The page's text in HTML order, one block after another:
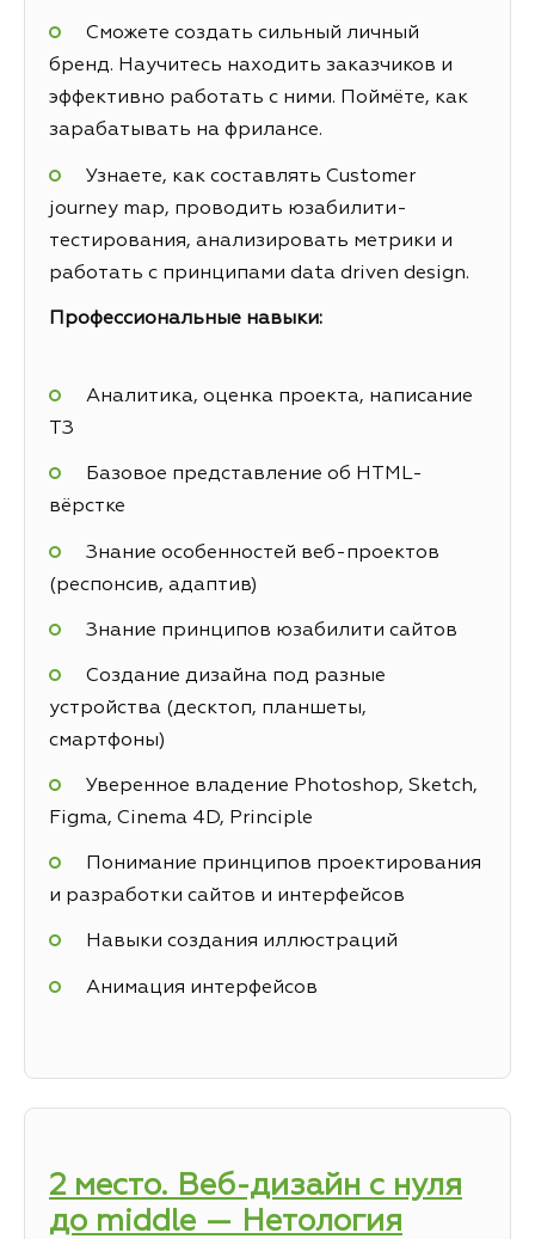
Сможете создать сильный личный
бренд. Научитесь находить заказчиков и
эффективно работать с ними. Поймёте, как
зарабатывать на фрилансе.
Узнаете, как составлять Customer
journey map, проводить юзабилити-
тестирования, анализировать метрики и
работать с принципами data driven design.
Профессиональные навыки:
Аналитика, оценка проекта, написание
ТЗ
Базовое представление об HTML-
вёрстке
Знание особенностей веб-проектов
(респонсив, адаптив)
Знание принципов юзабилити сайтов
Создание дизайна под разные
устройства (десктоп, планшеты,
смартфоны)
Уверенное владение Photoshop, Sketch,
Figma, Cinema 4D, Principle
Понимание принципов проектирования
и разработки сайтов и интерфейсов
Навыки создания иллюстраций
Анимация интерфейсов
2 место. Веб-дизайн с нуля
до middle — Нетология